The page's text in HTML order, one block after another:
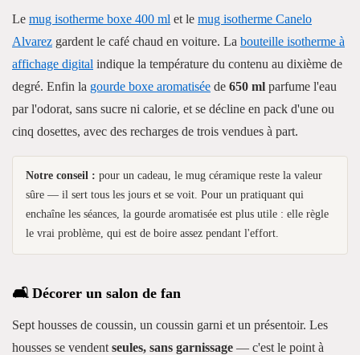
Le mug isotherme boxe 400 ml et le mug isotherme Canelo
Alvarez gardent le café chaud en voiture. La bouteille isotherme à
affichage digital indique la température du contenu au dixième de
degré. Enfin la gourde boxe aromatisée de 650 ml parfume l'eau
par l'odorat, sans sucre ni calorie, et se décline en pack d'une ou
cinq dosettes, avec des recharges de trois vendues à part.
Notre conseil : pour un cadeau, le mug céramique reste la valeur
sûre — il sert tous les jours et se voit. Pour un pratiquant qui
enchaîne les séances, la gourde aromatisée est plus utile : elle règle
le vrai problème, qui est de boire assez pendant l'effort.
🛋️ Décorer un salon de fan
Sept housses de coussin, un coussin garni et un présentoir. Les
housses se vendent seules, sans garnissage — c'est le point à